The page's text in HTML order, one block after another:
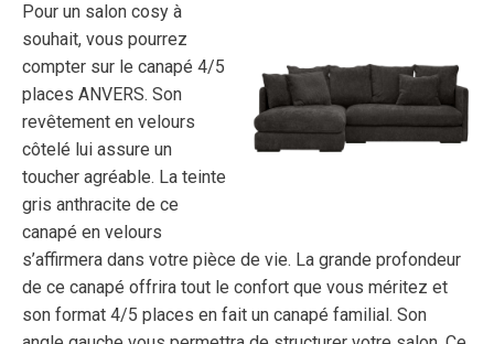
Pour un salon cosy à
souhait, vous pourrez
compter sur le canapé 4/5
places ANVERS. Son
revêtement en velours
côtelé lui assure un
toucher agréable. La teinte
gris anthracite de ce
canapé en velours
s’affirmera dans votre pièce de vie. La grande profondeur
de ce canapé offrira tout le confort que vous méritez et
son format 4/5 places en fait un canapé familial. Son